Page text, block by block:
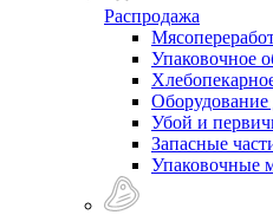
Распродажа
Упаковочное
Оборудование
Убой и
Запасные
Упаковочные